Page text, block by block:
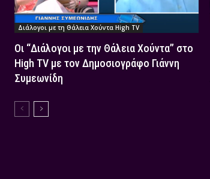
Διάλογοι με τη Θάλεια Χούντα High TV
Οι “Διάλογοι με την Θάλεια Χούντα” στο
High TV με τον Δημοσιογράφο Γιάννη
Συμεωνίδη